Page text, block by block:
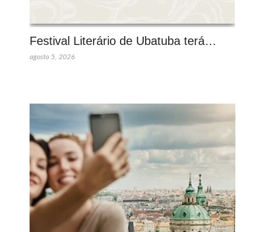
Festival Literário de Ubatuba terá…
agosto 5, 2026